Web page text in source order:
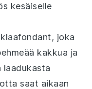
kesäiselle
, joka
kakkua ja
laadukasta
saat aikaan